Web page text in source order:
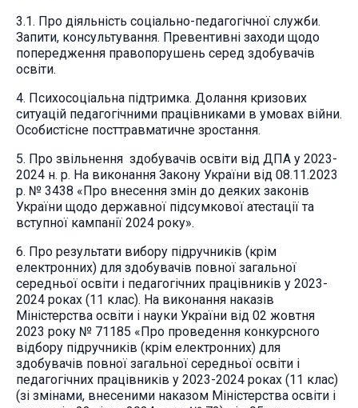
3.1. Про діяльність соціально-педагогічної служби.
Запити, консультування. Превентивні заходи щодо
попередження правопорушень серед здобувачів
освіти.
4. Психосоціальна підтримка. Долання кризових
ситуацій педагогічними працівниками в умовах війни.
Особистісне посттравматичне зростання.
5. Про звільнення здобувачів освіти від ДПА у 2023-
2024 н. р. На виконання Закону України від 08.11.2023
р. № 3438 «Про внесення змін до деяких законів
України щодо державної підсумкової атестації та
вступної кампанії 2024 року».
6. Про результати вибору підручників (крім
електронних) для здобувачів повної загальної
середньої освіти і педагогічних працівників у 2023-
2024 роках (11 клас). На виконання наказів
Міністерства освіти і науки України від 02 жовтня
2023 року № 71185 «Про проведення конкурсного
відбору підручників (крім електронних) для
здобувачів повної загальної середньої освіти і
педагогічних працівників у 2023-2024 роках (11 клас)
(зі змінами, внесеними наказом Міністерства освіти і